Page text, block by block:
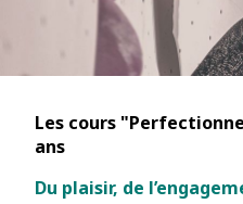
Les cours
ans
Du plaisir, de